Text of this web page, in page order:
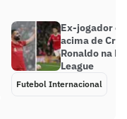
Ex-jogador
acima de
Ronaldo na
League
Futebol Internacional